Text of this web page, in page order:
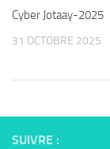
Cyber Jotaay-2025
31 OCTOBRE 2025
SUIVRE :